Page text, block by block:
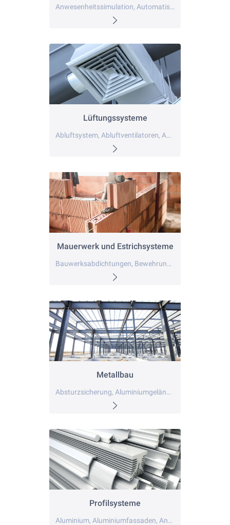
Anwesenheitssimulation, Automatisierung, Beleuchtungssteuerung
Lüftungssysteme
Abluftsystem, Abluftventilatoren, Absperrvorrichtung
Mauerwerk und Estrichsysteme
Bauwerksabdichtungen, Bewehrung, blaue Wanne
Metallbau
Absturzsicherung, Aluminiumgeländer, Balkongeländer
Profilsysteme
Aluminium, Aluminiumfassaden, Anputzleisten